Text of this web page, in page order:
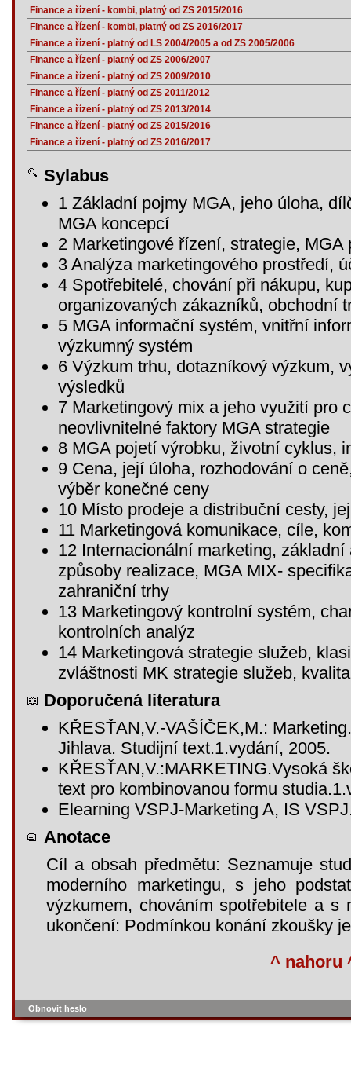
Finance a řízení - kombi, platný od ZS 2015/2016
Finance a řízení - kombi, platný od ZS 2016/2017
Finance a řízení - platný od LS 2004/2005 a od ZS 2005/2006
Finance a řízení - platný od ZS 2006/2007
Finance a řízení - platný od ZS 2009/2010
Finance a řízení - platný od ZS 2011/2012
Finance a řízení - platný od ZS 2013/2014
Finance a řízení - platný od ZS 2015/2016
Finance a řízení - platný od ZS 2016/2017
Sylabus
1 Základní pojmy MGA, jeho úloha,
MGA koncepcí
2 Marketingové řízení, strategie,
3 Analýza marketingového prostředí,
4 Spotřebitelé, chování při nákupu,
organizovaných zákazníků, obchodní
5 MGA informační systém, vnitřní
výzkumný systém
6 Výzkum trhu, dotazníkový výzkum,
výsledků
7 Marketingový mix a jeho využití pro
neovlivnitelné faktory MGA strategie
8 MGA pojetí výrobku, životní cyklus,
9 Cena, její úloha, rozhodování o
výběr konečné ceny
10 Místo prodeje a distribuční cesty,
11 Marketingová komunikace, cíle,
12 Internacionální marketing,
způsoby realizace, MGA MIX-
zahraniční trhy
13 Marketingový kontrolní systém,
kontrolních analýz
14 Marketingová strategie služeb,
zvláštnosti MK strategie služeb,
Doporučená literatura
KŘESŤAN,V.-VAŠÍČEK,M.:
Jihlava. Studijní text.1.vydání, 2005.
KŘESŤAN,V.:MARKETING.Vysoká
text pro kombinovanou formu
Elearning VSPJ-Marketing A, IS
Anotace
Cíl a obsah předmětu: Seznamuje
moderního marketingu, s jeho
výzkumem, chováním spotřebitele a s
ukončení: Podmínkou konání zkoušky
^ nahoru
Obnovit heslo